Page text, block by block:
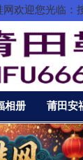
网欢迎您光临：
相册 莆田安